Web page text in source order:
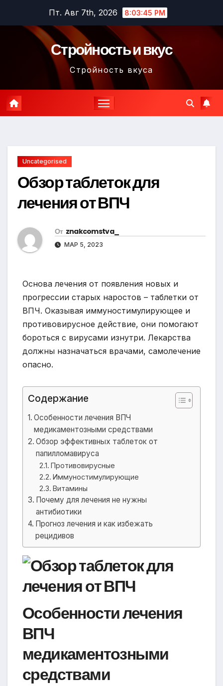
содержимому
Пт. Авг 7th, 2026 8:03:46 PM
Стройность и вкус
Стройность вкуса
Uncategorised
Обзор таблеток для
лечения от ВПЧ
От znakcomstva_
МАР 5, 2023
Основа лечения от появления новых и
прогрессии старых наростов – таблетки от
ВПЧ. Оказывая иммуностимулирующее и
противовирусное действие, они помогают
бороться с вирусами изнутри. Лекарства
должны назначаться врачами, самолечение
опасно.
Содержание
Особенности лечения ВПЧ
медикаментозными средствами
Обзор эффективных таблеток от
папилломавируса
Противовирусные
Иммуностимулирующие
Витамины
Почему для лечения не нужны
антибиотики
Прогноз лечения и как избежать
рецидивов
Особенности лечения
ВПЧ
медикаментозными
средствами